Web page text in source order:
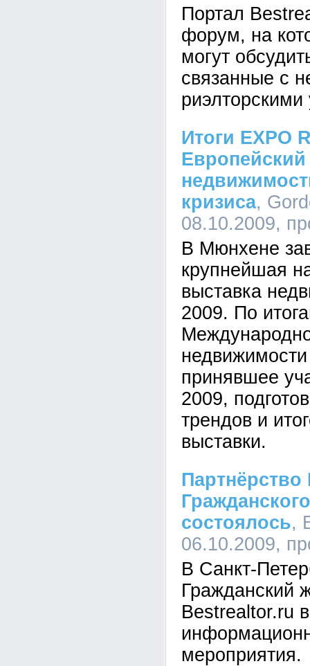
Портал
форум, на
могут
связанные с
риэлторскими
Итоги EXPO
кризиса,
08.10.2009,
В Мюнхене
крупнейшая
выставка
2009. По
принявшее
2009,
трендов и
выставки.
состоялось,
06.10.2009,
В Санкт-
Bestrealtor.ru
мероприятия.